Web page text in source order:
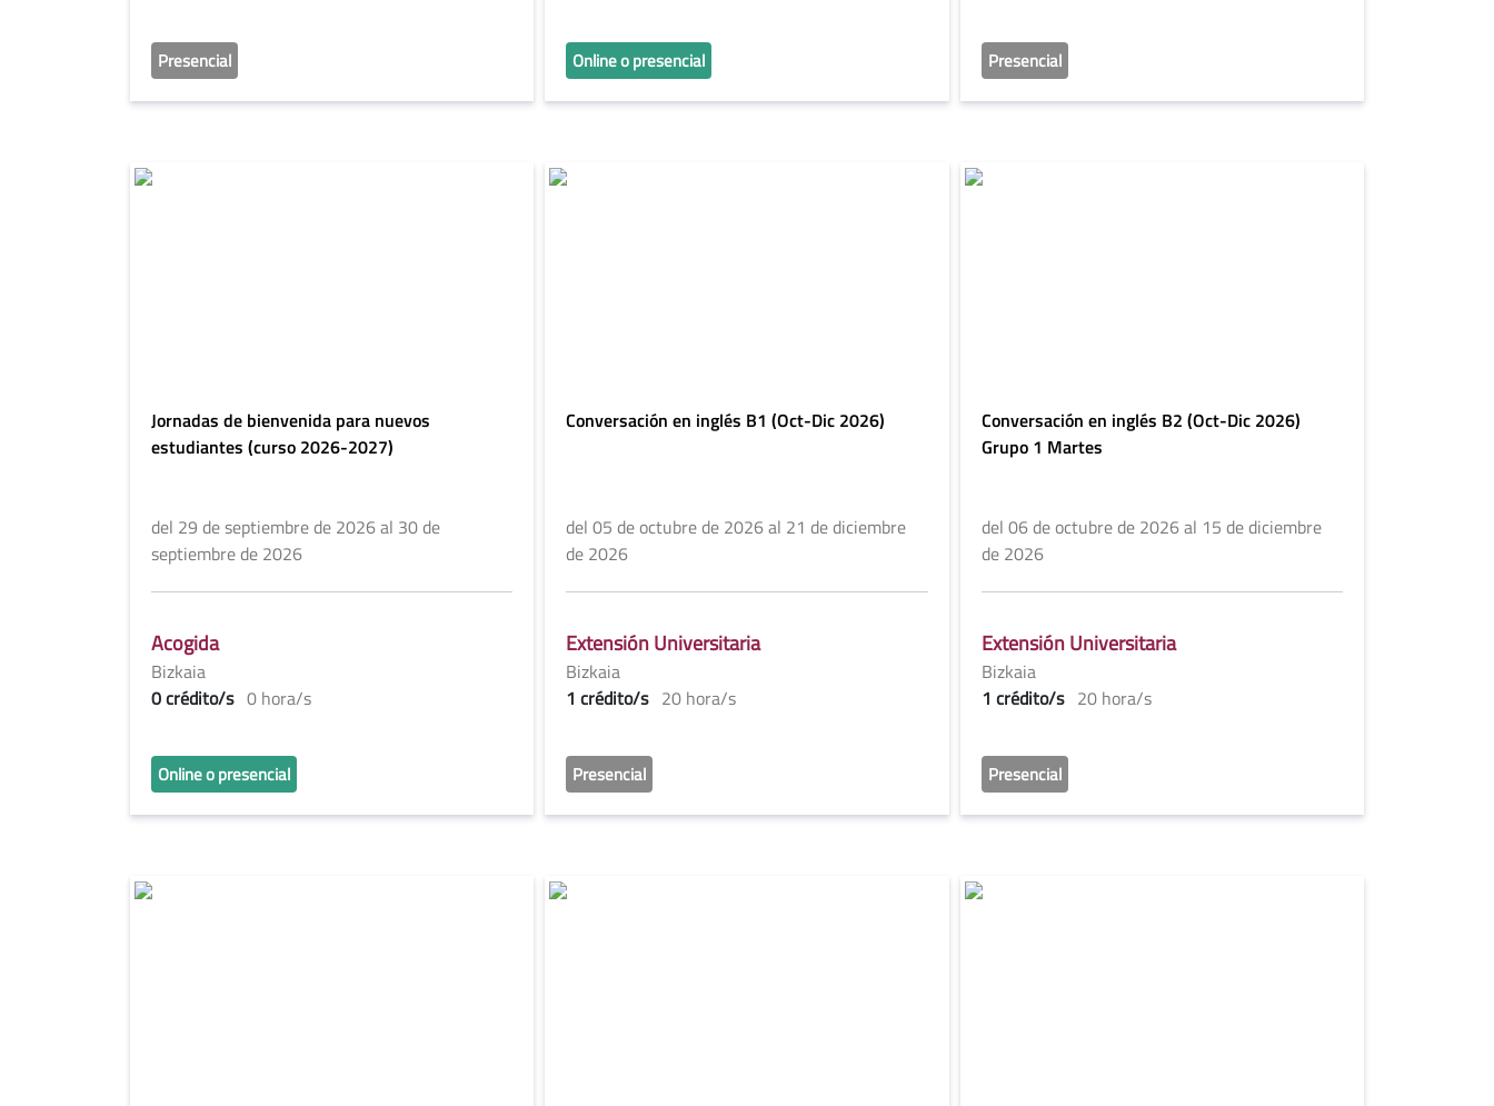
Presencial Online o presencial Presencial
Jornadas de bienvenida para nuevos
estudiantes (curso 2026-2027)
del 29 de septiembre de 2026 al 30 de
septiembre de 2026
Acogida
Bizkaia
0 crédito/s 0 hora/s
Online o presencial
Conversación en inglés B1 (Oct-Dic 2026)
del 05 de octubre de 2026 al 21 de diciembre
de 2026
Extensión Universitaria
Bizkaia
1 crédito/s 20 hora/s
Presencial
Conversación en inglés B2 (Oct-Dic 2026)
Grupo 1 Martes
del 06 de octubre de 2026 al 15 de diciembre
de 2026
Extensión Universitaria
Bizkaia
1 crédito/s 20 hora/s
Presencial